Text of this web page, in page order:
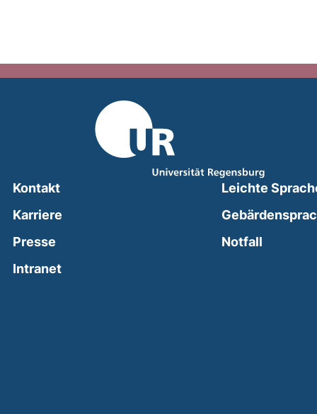
Kontakt
Karriere
Presse
Intranet(external link, opens in a new window)
Leichte
Notfall